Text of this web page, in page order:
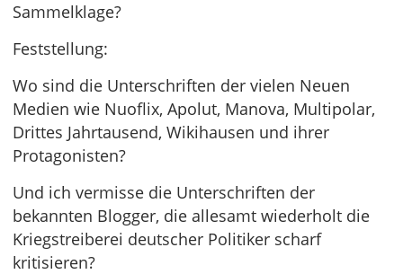
Sammelklage?
Feststellung:
Wo sind die Unterschriften der vielen Neuen
Medien wie Nuoflix, Apolut, Manova, Multipolar,
Drittes Jahrtausend, Wikihausen und ihrer
Protagonisten?
Und ich vermisse die Unterschriften der
bekannten Blogger, die allesamt wiederholt die
Kriegstreiberei deutscher Politiker scharf
kritisieren?